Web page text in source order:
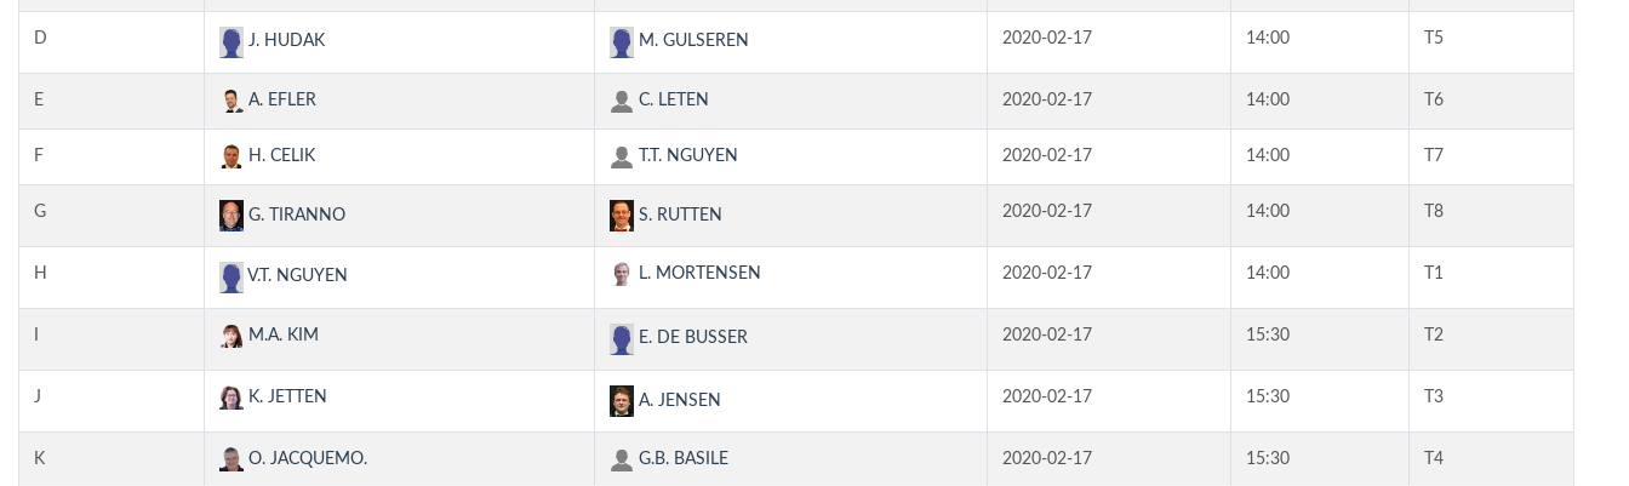
D J. HUDAK M. GULSEREN 2020-02-17 14:00 T5
E A. EFLER C. LETEN 2020-02-17 14:00 T6
F H. CELIK T.T. NGUYEN 2020-02-17 14:00 T7
G G. TIRANNO S. RUTTEN 2020-02-17 14:00 T8
H V.T. NGUYEN L. MORTENSEN 2020-02-17 14:00 T1
M.A. KIM E. DE BUSSER 2020-02-17 15:30 T2
J K. JETTEN A. JENSEN 2020-02-17 15:30 T3
K O. JACQUEMO. G.B. BASILE 2020-02-17 15:30 T4